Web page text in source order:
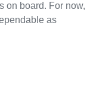
on board. For now,
as